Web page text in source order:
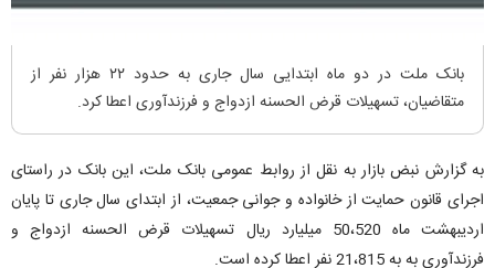
بانک ملت در دو ماه ابتدایی سال جاری به حدود ۲۲ هزار نفر از
متقاضیان، تسهیلات قرض الحسنه ازدواج و فرزندآوری اعطا کرد.
به گزارش نبض بازار به نقل از روابط عمومی بانک ملت، این بانک در راستای
اجرای قانون حمایت از خانواده و جوانی جمعیت، از ابتدای سال جاری تا پایان
اردیبهشت ماه 50،520 میلیارد ریال تسهیلات قرض الحسنه ازدواج و
فرزندآوری به به 21،815 نفر اعطا کرده است.